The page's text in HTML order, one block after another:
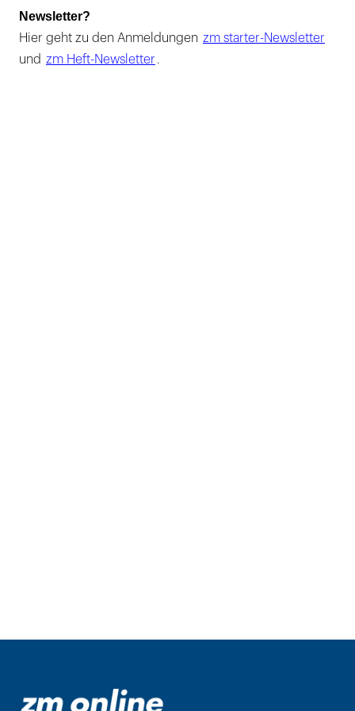
Newsletter?
Hier geht zu den Anmeldungen zm starter-Newsletter
und zm Heft-Newsletter .